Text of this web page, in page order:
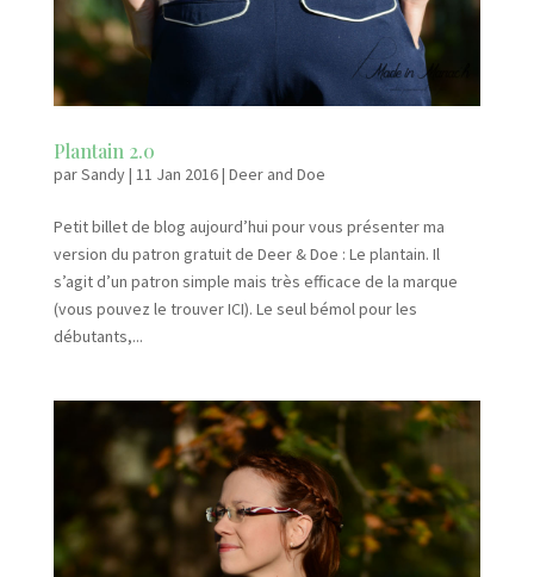
Plantain 2.0
parSandy| 11 Jan 2016| Deer and Doe
Petit billet de blog aujourd’hui pour vous présenter ma
version du patron gratuit de Deer & Doe : Le plantain. Il
s’agit d’un patron simple mais très efficace de la marque
(vous pouvez le trouver ICI). Le seul bémol pour les
débutants,...